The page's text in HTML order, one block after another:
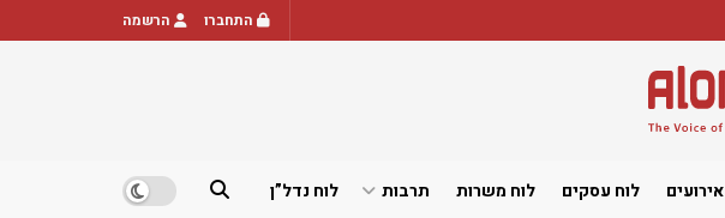
התחברו הרשמה
אירועים לוח עסקים לוח משרות תרבות לוח נדל”ן